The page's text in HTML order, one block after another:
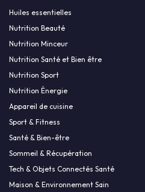
Huiles essentielles
Nutrition Beauté
Nutrition Minceur
Nutrition Santé et Bien être
Nutrition Sport
Nutrition Énergie
Appareil de cuisine
Sport & Fitness
Santé & Bien-être
Sommeil & Récupération
Tech & Objets Connectés Santé
Maison & Environnement Sain